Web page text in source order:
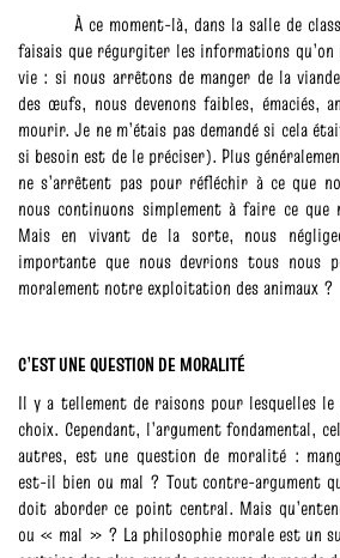
À ce moment-là, dans la salle de
faisais que régurgiter les informations qu’on
vie : si nous arrêtons de manger de la
des œufs, nous devenons faibles, émaciés,
mourir. Je ne m’étais pas demandé si cela
si besoin est de le préciser). Plus
ne s’arrêtent pas pour réfléchir à ce que
nous continuons simplement à faire ce
Mais en vivant de la sorte, nous
importante que nous devrions tous nous
moralement notre exploitation des animaux ?
C’EST UNE QUESTION DE MORALITÉ
Il y a tellement de raisons pour lesquelles
choix. Cependant, l’argument fondamental,
autres, est une question de moralité :
est-il bien ou mal ? Tout contre-argument
doit aborder ce point central. Mais
ou « mal » ? La philosophie morale est un